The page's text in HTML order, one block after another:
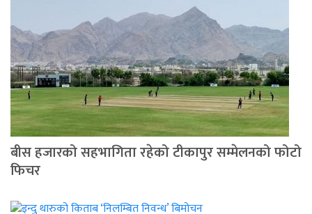
बीस हजारको सहभागिता रहेको टीकापुर सम्मेलनको फोटो
फिचर